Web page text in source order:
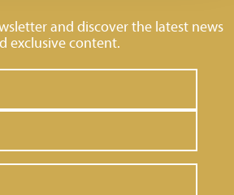
and discover the latest news
exclusive content.